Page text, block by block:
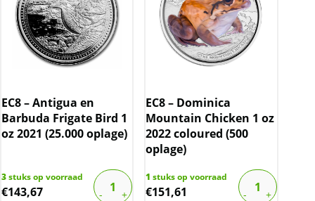
EC8 – Antigua en
Barbuda Frigate Bird 1
oz 2021 (25.000 oplage)
3stuks op voorraad
€143,67
EC8 – Dominica
Mountain Chicken 1 oz
2022 coloured (500
oplage)
1 stuks op voorraad
€151,61